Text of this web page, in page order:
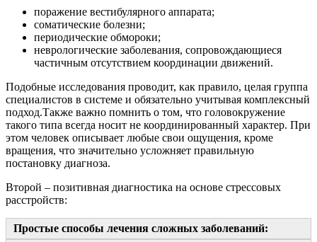
поражение вестибулярного аппарата;
соматические болезни;
периодические обмороки;
неврологические заболевания, сопровождающиеся
частичным отсутствием координации движений.
Подобные исследования проводит, как правило, целая группа
специалистов в системе и обязательно учитывая комплексный
подход.Также важно помнить о том, что головокружение
такого типа всегда носит не координированный характер. При
этом человек описывает любые свои ощущения, кроме
вращения, что значительно усложняет правильную
постановку диагноза.
Второй – позитивная диагностика на основе стрессовых
расстройств:
Простые способы лечения сложных заболеваний: